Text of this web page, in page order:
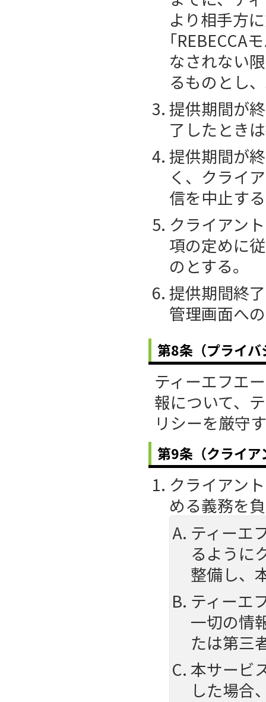
より相手方
｢REBECCA
なされない
るものとし
提供期間が
了したとき
提供期間が
く、クライ
信を中止す
クライアン
項の定めに
のとする。
提供期間終
管理画面へ
第8条（プライ
ティーエフエ
報について、
リシーを厳守
第9条（クライ
クライアン
める義務を
ティーエ
るように
整備し、
ティーエ
一切の情
たは第三
本サービ
した場合